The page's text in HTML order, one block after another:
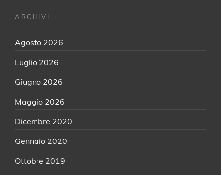
ARCHIVI
Agosto 2026
Luglio 2026
Giugno 2026
Maggio 2026
Dicembre 2020
Gennaio 2020
Ottobre 2019